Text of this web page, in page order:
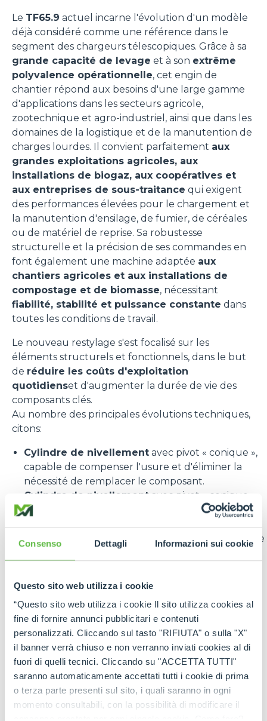
Consenso Dettagli Informazioni sui cookie
Questo sito web utilizza i cookie
“Questo sito web utilizza i cookie Il sito utilizza cookies al
fine di fornire annunci pubblicitari e contenuti
personalizzati. Cliccando sul tasto "RIFIUTA" o sulla "X"
il banner verrà chiuso e non verranno inviati cookies al di
fuori di quelli tecnici. Cliccando su "ACCETTA TUTTI"
saranno automaticamente accettati tutti i cookie di prima
o terza parte presenti sul sito, i quali saranno in ogni
momento consultabili, con la possibilità di modificare il
Le TF65.9 actuel incarne l'évolution d'un modèle
déjà considéré comme une référence dans le
segment des chargeurs télescopiques. Grâce à sa
grande capacité de levage et à son extrême
polyvalence opérationnelle, cet engin de
chantier répond aux besoins d'une large gamme
d'applications dans les secteurs agricole,
zootechnique et agro-industriel, ainsi que dans les
domaines de la logistique et de la manutention de
charges lourdes. Il convient parfaitement aux
grandes exploitations agricoles, aux
installations de biogaz, aux coopératives et
aux entreprises de sous-traitance qui exigent
des performances élevées pour le chargement et
la manutention d'ensilage, de fumier, de céréales
ou de matériel de reprise. Sa robustesse
structurelle et la précision de ses commandes en
font également une machine adaptée aux
chantiers agricoles et aux installations de
compostage et de biomasse, nécessitant
fiabilité, stabilité et puissance constante dans
toutes les conditions de travail.
Le nouveau restylage s'est focalisé sur les
éléments structurels et fonctionnels, dans le but
de réduire les coûts d'exploitation
quotidienset d'augmenter la durée de vie des
composants clés.
Au nombre des principales évolutions techniques,
citons:
Cylindre de nivellement avec pivot « conique »,
capable de compenser l'usure et d'éliminer la
nécessité de remplacer le composant.
Cylindre de nivellement avec pivot « conique »,
capable de compenser l'usure et d'éliminer la
nécessité de remplacer le composant.
Disposition hydraulique et électrique
repensée
pour faciliter les opérations d'assistance et
abritent les composants de la boue, de la
Système de graissagerévisé, pour simplifier
l'entretien et prolonger la durée de vie des
organes de rotation du tablier porte-outils.
En termes de performances et de confort, des
améliorations ont également été apportées à la
répartition des forces et à la fluidité des
mouvements lors de la rotation du tablier. Un
avantage tangible pour les opérateurs qui se